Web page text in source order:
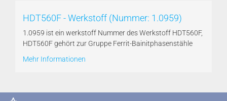
HDT560F - Werkstoff (Nummer: 1.0959)
1.0959 ist ein werkstoff Nummer des Werkstoff HDT560F,
HDT560F gehört zur Gruppe Ferrit-Bainitphasenstähle
Mehr Informationen